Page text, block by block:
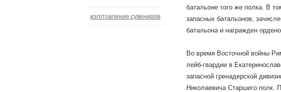
изготовление сувениров
батальоне того же полка. В
запасных батальонов,
батальона и награжден
Во время Восточной войны
лейб-гвардии в
запасной гренадерской
Николаевича Старшего полк.